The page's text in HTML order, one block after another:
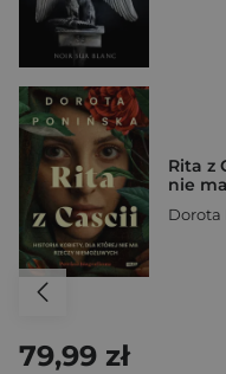
Rita z
nie
Dorota
79,99 zł